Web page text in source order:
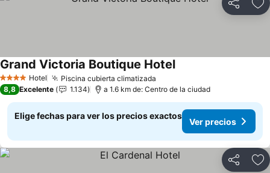
Compartir
4 EstrellasHotel Piscina cubierta climatizada
Grand Victoria Boutique HotelVer precios
8,8 Excelente 1.134 a 1.6 km de: Centro de la ciudad
Elige fechas para ver los precios exactos
Ver precios
Compartir